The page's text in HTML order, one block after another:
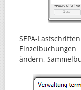
SEPA-
ändern,